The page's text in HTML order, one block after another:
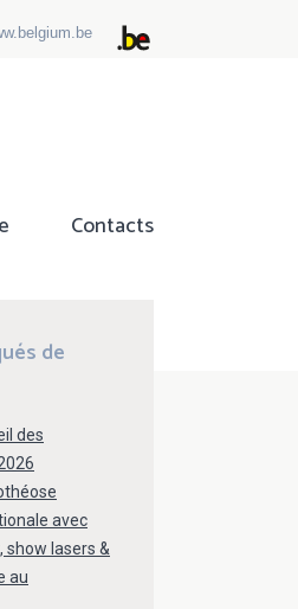
Contacts
de
des
avec
show lasers &
au